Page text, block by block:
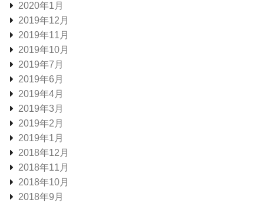
2020年1月
2019年12月
2019年11月
2019年10月
2019年7月
2019年6月
2019年4月
2019年3月
2019年2月
2019年1月
2018年12月
2018年11月
2018年10月
2018年9月